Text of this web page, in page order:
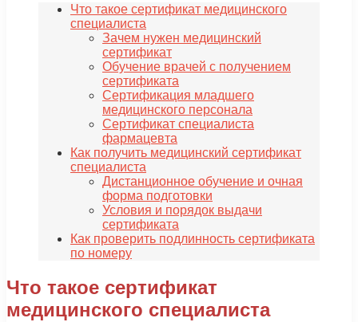
Что такое сертификат медицинского
специалиста
Зачем нужен медицинский
сертификат
Обучение врачей с получением
сертификата
Сертификация младшего
медицинского персонала
Сертификат специалиста
фармацевта
Как получить медицинский сертификат
специалиста
Дистанционное обучение и очная
форма подготовки
Условия и порядок выдачи
сертификата
Как проверить подлинность сертификата
по номеру
Что такое сертификат
медицинского специалиста